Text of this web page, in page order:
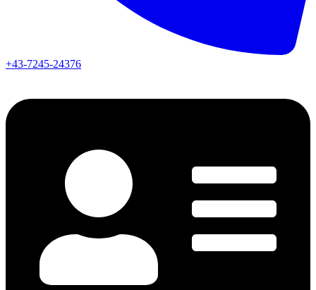
+43-7245-24376